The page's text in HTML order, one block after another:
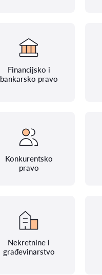
Financijsko i
bankarsko pravo
Konkurentsko
pravo
Nekretnine i
građevinarstvo